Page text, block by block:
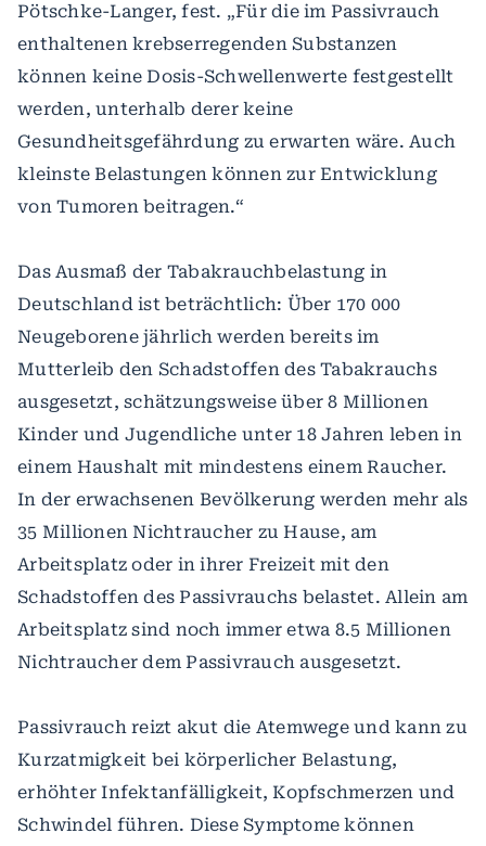
Pötschke-Langer, fest. „Für die im Passivrauch
enthaltenen krebserregenden Substanzen
können keine Dosis-Schwellenwerte festgestellt
werden, unterhalb derer keine
Gesundheitsgefährdung zu erwarten wäre. Auch
kleinste Belastungen können zur Entwicklung
von Tumoren beitragen.“
Das Ausmaß der Tabakrauchbelastung in
Deutschland ist beträchtlich: Über 170 000
Neugeborene jährlich werden bereits im
Mutterleib den Schadstoffen des Tabakrauchs
ausgesetzt, schätzungsweise über 8 Millionen
Kinder und Jugendliche unter 18 Jahren leben in
einem Haushalt mit mindestens einem Raucher.
In der erwachsenen Bevölkerung werden mehr als
35 Millionen Nichtraucher zu Hause, am
Arbeitsplatz oder in ihrer Freizeit mit den
Schadstoffen des Passivrauchs belastet. Allein am
Arbeitsplatz sind noch immer etwa 8.5 Millionen
Nichtraucher dem Passivrauch ausgesetzt.
Passivrauch reizt akut die Atemwege und kann zu
Kurzatmigkeit bei körperlicher Belastung,
erhöhter Infektanfälligkeit, Kopfschmerzen und
Schwindel führen. Diese Symptome können